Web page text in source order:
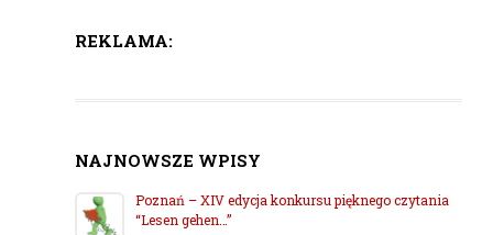
REKLAMA:
NAJNOWSZE WPISY
Poznań – XIV edycja konkursu pięknego czytania
“Lesen gehen…”